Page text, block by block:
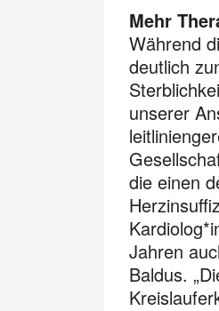
Mehr
Während
deutlich
unserer
die einen
Jahren
Baldus.